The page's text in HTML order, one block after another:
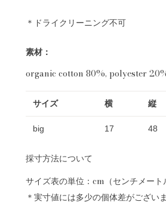
＊ドライクリーニング不可
素材：
organic cotton 80%, polyester
サイズ 横 縦
big 17 48
採寸方法について
サイズ表の単位：cm（センチメート
＊実寸値には多少の個体差がござい